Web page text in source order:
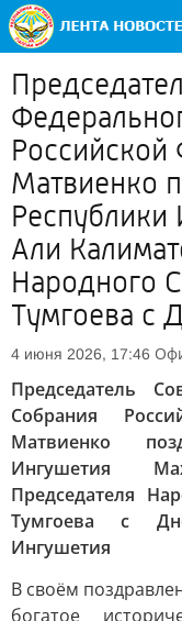
Российской
Матвиенко
Али
Народного
Тумгоева с
4 июня 2026, 17:46
Председатель
Собрания
Матвиенко
Ингушетия
Председателя
Тумгоева с
Ингушетия
В своём
богатое